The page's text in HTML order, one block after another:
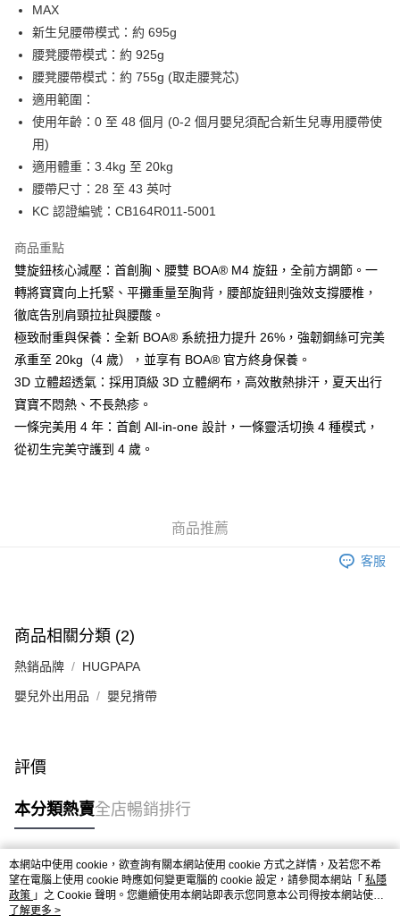
MAX
新生兒腰帶模式：約 695g
腰凳腰帶模式：約 925g
腰凳腰帶模式：約 755g (取走腰凳芯)
適用範圍：
使用年齡：0 至 48 個月 (0-2 個月嬰兒須配合新生兒專用腰帶使
用)
適用體重：3.4kg 至 20kg
腰帶尺寸：28 至 43 英吋
KC 認證編號：CB164R011-5001
商品重點
雙旋鈕核心減壓：首創胸、腰雙 BOA® M4 旋鈕，全前方調節。一
轉將寶寶向上托緊、平攤重量至胸背，腰部旋鈕則強效支撐腰椎，
徹底告別肩頸拉扯與腰酸。
極致耐重與保養：全新 BOA® 系統扭力提升 26%，強韌鋼絲可完美
承重至 20kg（4 歲），並享有 BOA® 官方終身保養。
3D 立體超透氣：採用頂級 3D 立體網布，高效散熱排汗，夏天出行
寶寶不悶熱、不長熱疹。
一條完美用 4 年：首創 All-in-one 設計，一條靈活切換 4 種模式，
從初生完美守護到 4 歲。
商品推薦
客服
商品相關分類 (2)
熱銷品牌 HUGPAPA
嬰兒外出用品 嬰兒揹帶
評價
本分類熱賣全店暢銷排行
熱門標籤
熱銷排行
本網站中使用 cookie，欲查詢有關本網站使用 cookie 方式之詳情，及若您不希
望在電腦上使用 cookie 時應如何變更電腦的 cookie 設定，請參閱本網站「 私隱
政策 」之 Cookie 聲明。您繼續使用本網站即表示您同意本公司得按本網站使用
條款之 Cookie 聲明使用 cookie。
了解更多 >